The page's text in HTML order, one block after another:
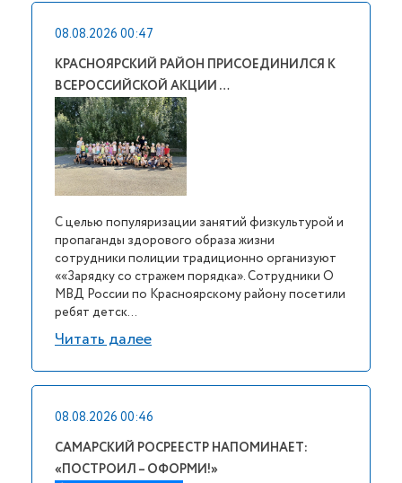
08.08.2026 00:47
КРАСНОЯРСКИЙ РАЙОН ПРИСОЕДИНИЛСЯ К
ВСЕРОССИЙСКОЙ АКЦИИ …
С целью популяризации занятий физкультурой и
пропаганды здорового образа жизни
сотрудники полиции традиционно организуют
««Зарядку со стражем порядка». Сотрудники О
МВД России по Красноярскому району посетили
ребят детск...
Читать далее
08.08.2026 00:46
САМАРСКИЙ РОСРЕЕСТР НАПОМИНАЕТ:
«ПОСТРОИЛ – ОФОРМИ!»